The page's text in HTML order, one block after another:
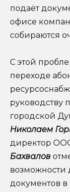
подаёт
офисе
собираются
С этой
переходе
руководству
городской
Николаем
директор
Бахвалов
возможности
документов